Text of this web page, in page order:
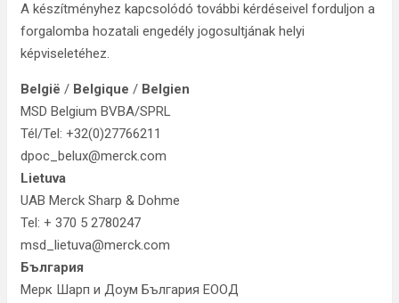
A készítményhez kapcsolódó további kérdéseivel forduljon a
forgalomba hozatali engedély jogosultjának helyi
képviseletéhez.
België / Belgique / Belgien
MSD Belgium BVBA/SPRL
Tél/Tel: +32(0)27766211
dpoc_belux@merck.com
Lietuva
UAB Merck Sharp & Dohme
Tel: + 370 5 2780247
msd_lietuva@merck.com
България
Мерк Шарп и Доум България ЕООД